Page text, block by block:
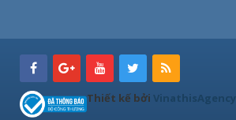
Thiết kế bởi VinathisAgency